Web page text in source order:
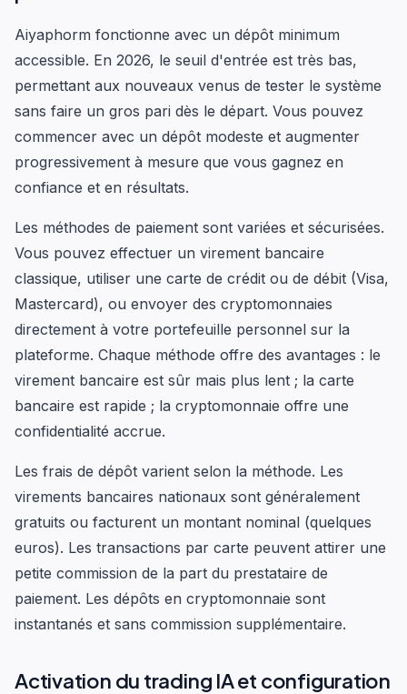
Aiyaphorm fonctionne avec un dépôt minimum
accessible. En 2026, le seuil d'entrée est très bas,
permettant aux nouveaux venus de tester le système
sans faire un gros pari dès le départ. Vous pouvez
commencer avec un dépôt modeste et augmenter
progressivement à mesure que vous gagnez en
confiance et en résultats.
Les méthodes de paiement sont variées et sécurisées.
Vous pouvez effectuer un virement bancaire
classique, utiliser une carte de crédit ou de débit (Visa,
Mastercard), ou envoyer des cryptomonnaies
directement à votre portefeuille personnel sur la
plateforme. Chaque méthode offre des avantages : le
virement bancaire est sûr mais plus lent ; la carte
bancaire est rapide ; la cryptomonnaie offre une
confidentialité accrue.
Les frais de dépôt varient selon la méthode. Les
virements bancaires nationaux sont généralement
gratuits ou facturent un montant nominal (quelques
euros). Les transactions par carte peuvent attirer une
petite commission de la part du prestataire de
paiement. Les dépôts en cryptomonnaie sont
instantanés et sans commission supplémentaire.
Activation du trading IA et configuration